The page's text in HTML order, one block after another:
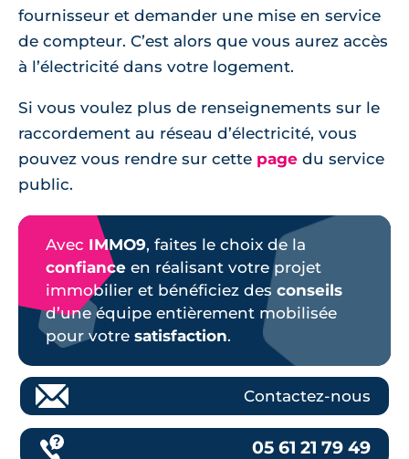
fournisseur et demander une mise en service
de compteur. C’est alors que vous aurez accès
à l’électricité dans votre logement.
Si vous voulez plus de renseignements sur le
raccordement au réseau d’électricité, vous
pouvez vous rendre sur cette page du service
public.
Avec IMMO9, faites le choix de la
confiance en réalisant votre projet
immobilier et bénéficiez des conseils
d’une équipe entièrement mobilisée
pour votre satisfaction.
Contactez-nous
05 61 21 79 49